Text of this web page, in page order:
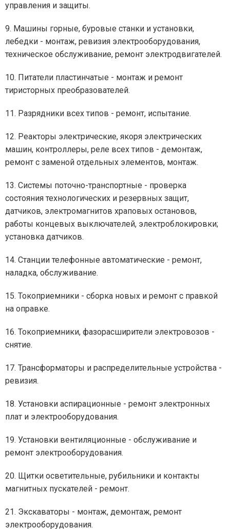
управления и защиты.
9. Машины горные, буровые станки и установки,
лебедки - монтаж, ревизия электрооборудования,
техническое обслуживание, ремонт электродвигателей.
10. Питатели пластинчатые - монтаж и ремонт
тиристорных преобразователей.
11. Разрядники всех типов - ремонт, испытание.
12. Реакторы электрические, якоря электрических
машин, контроллеры, реле всех типов - демонтаж,
ремонт с заменой отдельных элементов, монтаж.
13. Системы поточно-транспортные - проверка
состояния технологических и резервных защит,
датчиков, электромагнитов храповых остановов,
работы концевых выключателей, электроблокировки;
установка датчиков.
14. Станции телефонные автоматические - ремонт,
наладка, обслуживание.
15. Токоприемники - сборка новых и ремонт с правкой
на оправке.
16. Токоприемники, фазорасширители электровозов -
снятие.
17. Трансформаторы и распределительные устройства -
ревизия.
18. Установки аспирационные - ремонт электронных
плат и электрооборудования.
19. Установки вентиляционные - обслуживание и
ремонт электрооборудования.
20. Щитки осветительные, рубильники и контакты
магнитных пускателей - ремонт.
21. Экскаваторы - монтаж, демонтаж, ремонт
электрооборудования.